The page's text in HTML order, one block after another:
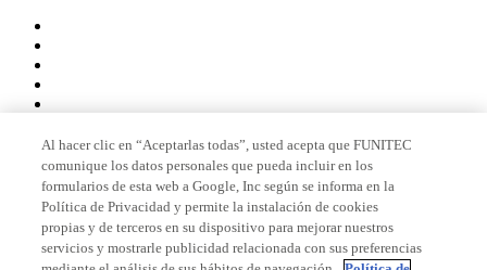
Miembro de
Acreditaciones
Al hacer clic en “Aceptarlas todas”, usted acepta que FUNITEC
comunique los datos personales que pueda incluir en los
formularios de esta web a Google, Inc según se informa en la
Política de Privacidad y permite la instalación de cookies
propias y de terceros en su dispositivo para mejorar nuestros
servicios y mostrarle publicidad relacionada con sus preferencias